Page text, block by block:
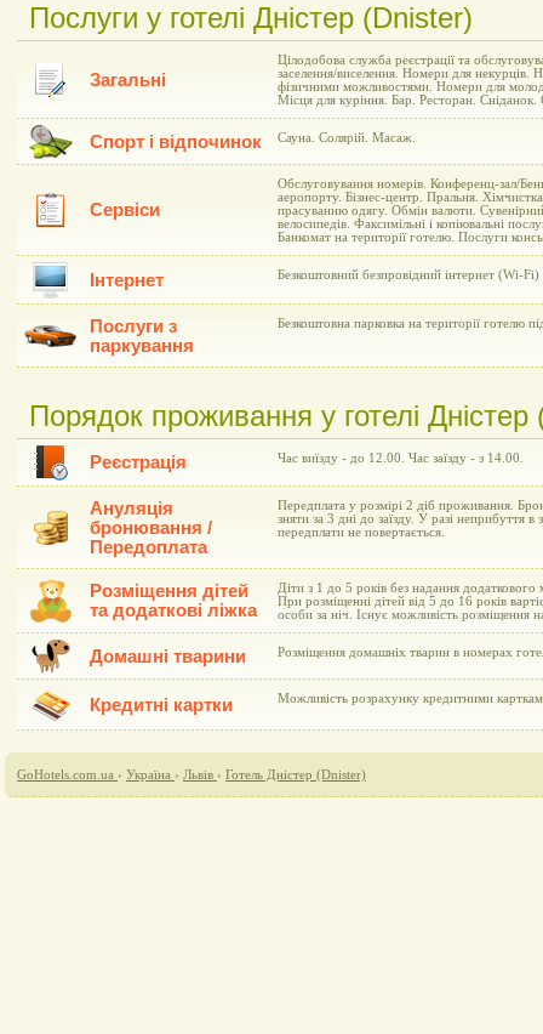
Послуги у готелі Дністер (Dnister)
Загальні
Цілодобова служба реєстрації та
заселення/виселення. Номери для
фізичними можливостями. Номери для
Місця для куріння. Бар. Ресторан. Сніданок.
Спорт і відпочинок Сауна. Солярій. Масаж.
Сервіси
Обслуговування номерів. Конференц-зал/
аеропорту. Бізнес-центр. Пральня.
прасуванню одягу. Обмін валюти.
велосипедів. Факсимільні і копіювальні
Банкомат на території готелю. Послуги
Інтернет Безкоштовний безпровідний інтернет (Wi-Fi)
Послуги з
паркування
Безкоштовна парковка на території готелю
Порядок проживання у готелі Дністер
Реєстрація Час виїзду - до 12.00. Час заїзду - з 14.00.
Ануляція
бронювання /
Передоплата
Передплата у розмірі 2 діб проживання.
зняти за 3 дні до заїзду. У разі неприбуття
передплати не повертається.
Розміщення дітей
та додаткові ліжка
Діти з 1 до 5 років без надання
При розміщенні дітей від 5 до 16 років
особи за ніч. Існує можливість розміщення
Домашні тварини Розміщення домашніх тварин в номерах
Кредитні картки Можливість розрахунку кредитними
GoHotels.com.ua › Україна › Львів › Готель Дністер (Dnister)